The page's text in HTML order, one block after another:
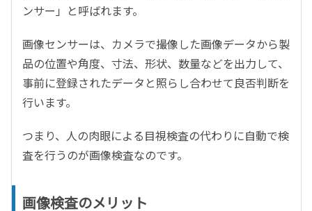
ンサー」と呼ばれます。
画像センサーは、カメラで撮像した画像データから製
品の位置や角度、寸法、形状、数量などを出力して、
事前に登録されたデータと照らし合わせて良否判断を
行います。
つまり、人の肉眼による目視検査の代わりに自動で検
査を行うのが画像検査なのです。
画像検査のメリット